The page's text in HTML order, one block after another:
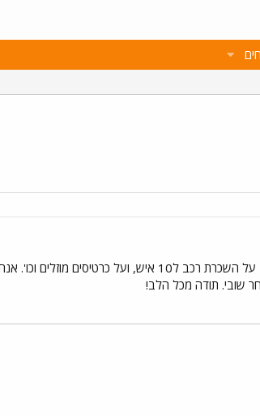
שובי. תודה מכל הלב!